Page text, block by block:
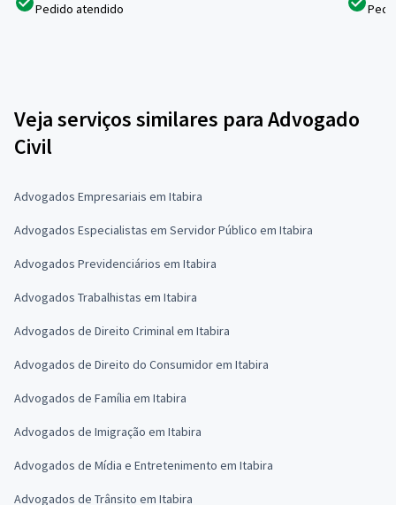
Pedido atendido
Veja serviços similares para Advogado
Civil
Advogados Empresariais em Itabira
Advogados Especialistas em Servidor Público em Itabira
Advogados Previdenciários em Itabira
Advogados Trabalhistas em Itabira
Advogados de Direito Criminal em Itabira
Advogados de Direito do Consumidor em Itabira
Advogados de Família em Itabira
Advogados de Imigração em Itabira
Advogados de Mídia e Entretenimento em Itabira
Advogados de Trânsito em Itabira